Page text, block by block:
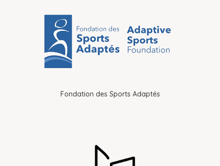
Fondation des Sports Adaptés